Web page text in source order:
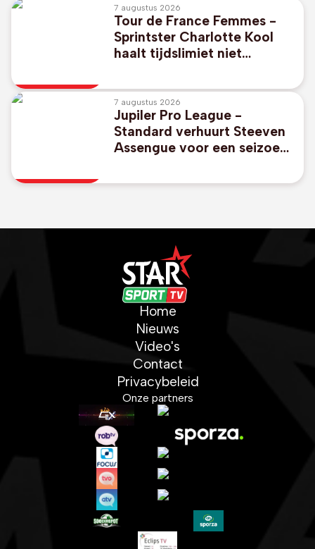
7 augustus 2026
Tour de France Femmes -
Sprintster Charlotte Kool
haalt tijdslimiet niet
7 augustus 2026
Jupiler Pro League -
Standard verhuurt Steeven
Assengue voor een seizoen
Home
Nieuws
Video's
Contact
Privacybeleid
Onze partners